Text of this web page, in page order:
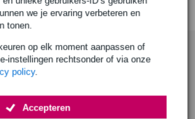
we je ervaring verbeteren en
tonen.
op elk moment aanpassen of
instellingen rechtsonder of via onze
policy.
Accepteren